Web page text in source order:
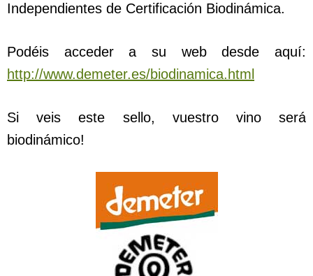
Independientes de Certificación Biodinámica.
Podéis acceder a su web desde aquí:
http://www.demeter.es/biodinamica.html
Si veis este sello, vuestro vino será
biodinámico!